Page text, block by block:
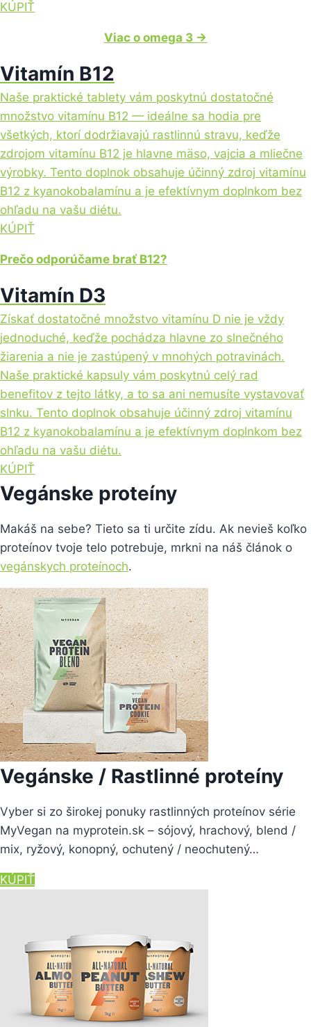
KÚPIŤ
Viac o omega 3 →
Vitamín B12
Naše praktické tablety vám poskytnú dostatočné
množstvo vitamínu B12 — ideálne sa hodia pre
všetkých, ktorí dodržiavajú rastlinnú stravu, keďže
zdrojom vitamínu B12 je hlavne mäso, vajcia a mliečne
výrobky. Tento doplnok obsahuje účinný zdroj vitamínu
B12 z kyanokobalamínu a je efektívnym doplnkom bez
ohľadu na vašu diétu.
KÚPIŤ
Prečo odporúčame brať B12?
Vitamín D3
Získať dostatočné množstvo vitamínu D nie je vždy
jednoduché, keďže pochádza hlavne zo slnečného
žiarenia a nie je zastúpený v mnohých potravinách.
Naše praktické kapsuly vám poskytnú celý rad
benefitov z tejto látky, a to sa ani nemusíte vystavovať
slnku. Tento doplnok obsahuje účinný zdroj vitamínu
B12 z kyanokobalamínu a je efektívnym doplnkom bez
ohľadu na vašu diétu.
KÚPIŤ
Vegánske proteíny
Makáš na sebe? Tieto sa ti určite zídu. Ak nevieš koľko
proteínov tvoje telo potrebuje, mrkni na náš článok o
vegánskych proteínoch.
Vegánske / Rastlinné proteíny
Vyber si zo širokej ponuky rastlinných proteínov série
MyVegan na myprotein.sk – sójový, hrachový, blend /
mix, ryžový, konopný, ochutený / neochutený…
KÚPIŤ